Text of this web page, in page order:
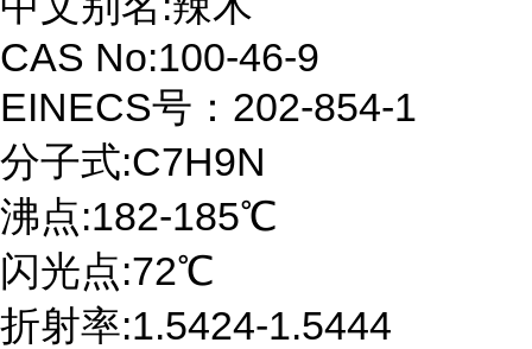
CAS No:100-46-9
EINECS号：202-854-1
分子式:C7H9N
沸点:182-185℃
闪光点:72℃
折射率:1.5424-1.5444